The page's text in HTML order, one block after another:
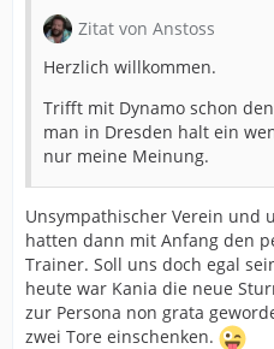
Zitat von Anstoss
Herzlich willkommen.
Trifft mit Dynamo schon
man in Dresden halt ein
nur meine Meinung.
Unsympathischer Verein und
hatten dann mit Anfang den
Trainer. Soll uns doch egal
heute war Kania die neue
zur Persona non grata
zwei Tore einschenken.